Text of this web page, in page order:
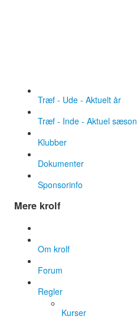
Træf - Ude - Aktuelt år
Træf - Inde - Aktuel sæson
Klubber
Dokumenter
Sponsorinfo
Mere krolf
Om krolf
Forum
Regler
Kurser